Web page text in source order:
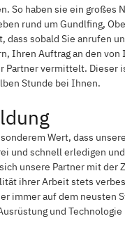
So haben sie ein großes
rund um Gundlfing,
dass sobald Sie anrufen
Ihren Auftrag an den von
Partner vermittelt. Dieser
Stunde bei Ihnen.
Wert, dass
und schnell erledigen
unsere Partner mit der
ihrer Arbeit stets
immer auf dem neusten
und Technologie